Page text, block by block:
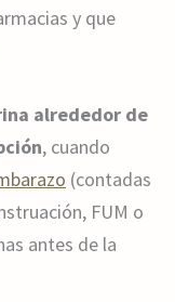
y que
alrededor de
, cuando
(contadas
FUM o
antes de la